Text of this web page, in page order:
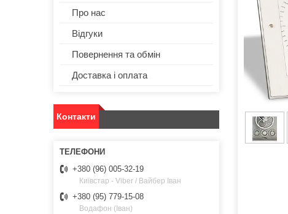
Про нас
Відгуки
Повернення та обмін
Доставка і оплата
Контакти
+380 (96) 005-32-19
Київстар - Viber / Вайбер Іван
+380 (95) 779-15-08
Водафон (Іван)